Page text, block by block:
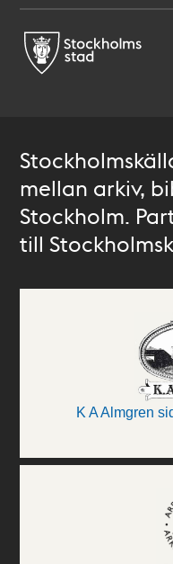
mellan arkiv,
Stockholm.
till
K A Almgren